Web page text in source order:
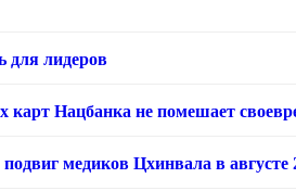
для лидеров
карт Нацбанка не помешает
медиков Цхинвала в августе